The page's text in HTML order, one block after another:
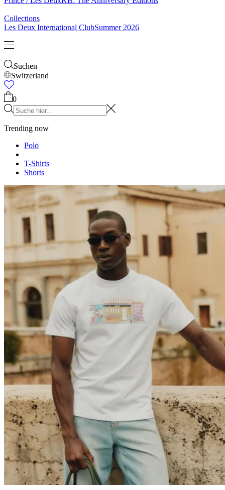
& SockenGürtelSchalsKrawatten
Alles anzeigen
Brand
Brand Home
Collections Collaborations
Journal
LegacyLocations ResponsibilityAbout us
The Spectator’s Lounge The Paris Flagship Launch
Collaborations
Prince / Les Deux KB: The Anniversary Editions